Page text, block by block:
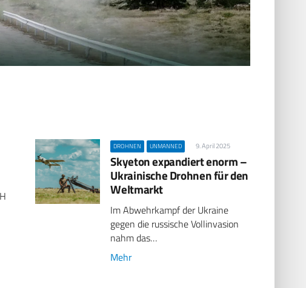
DROHNEN UNMANNED 9. April 2025
Skyeton expandiert enorm –
Ukrainische Drohnen für den
Weltmarkt
Im Abwehrkampf der Ukraine
gegen die russische Vollinvasion
nahm das…
Mehr